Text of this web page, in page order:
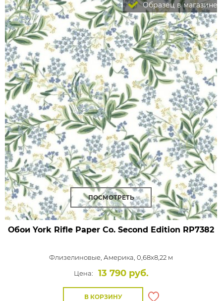
Образец в магазине
ПОСМОТРЕТЬ
Обои York Rifle Paper Co. Second Edition RP7382
Флизелиновые, Америка, 0,68x8,22 м
Цена:
13 790 руб.
В КОРЗИНУ